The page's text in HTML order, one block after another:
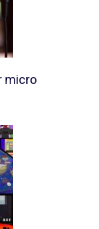
micro